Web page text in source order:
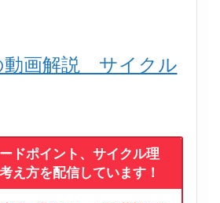
動画解説 サイクル
ドポイント、サイクル理
え方を配信しています！